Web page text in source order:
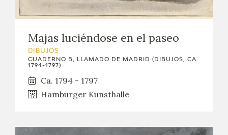
Majas luciéndose en el paseo
DIBUJOS
CUADERNO B, LLAMADO DE MADRID (DIBUJOS, CA.
1794-1797)
Ca. 1794 - 1797
Hamburger Kunsthalle